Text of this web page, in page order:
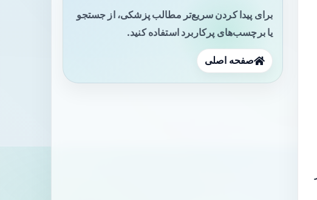
برای پیدا کردن سریع‌تر مطالب پزشکی، از جستجو
یا برچسب‌های پرکاربرد استفاده کنید.
صفحه اصلی